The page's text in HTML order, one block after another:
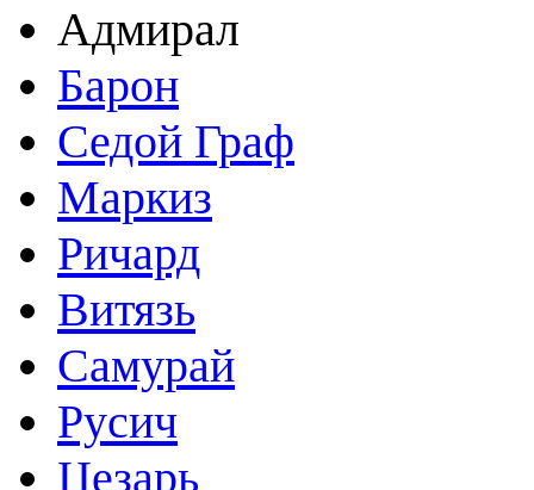
Адмирал
Барон
Седой Граф
Маркиз
Ричард
Витязь
Самурай
Русич
Цезарь